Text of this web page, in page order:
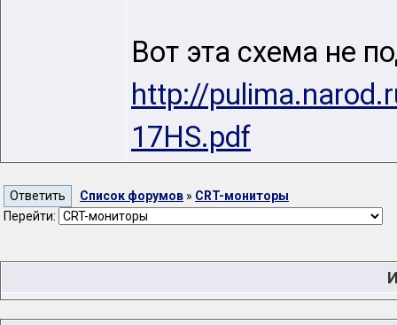
Вот эта схема не
http://
17HS.pdf
Список форумов » CRT-мониторы
Перейти: